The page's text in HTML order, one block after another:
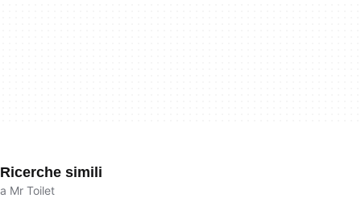
Ricerche simili
a Mr Toilet